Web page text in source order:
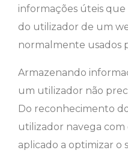
informações úteis
do utilizador de um
normalmente usados
Armazenando
um utilizador não
Do reconhecimento
utilizador navega
aplicado a optimizar o